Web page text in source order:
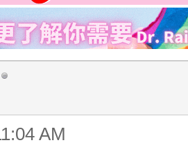
AM